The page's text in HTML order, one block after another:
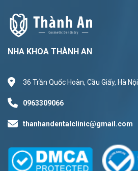
NHA KHOA THÀNH AN
36 Trần Quốc Hoàn, Cầu Giấy, Hà Nội
0963309066
thanhandentalclinic@gmail.com